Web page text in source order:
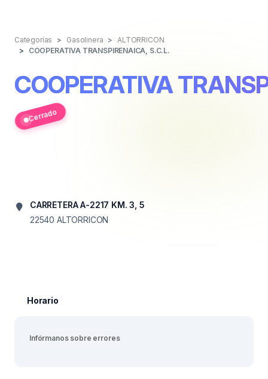
Categorías Gasolinera
ALTORRICON
COOPERATIVA TRANSPIRENAICA, S.C.L.
COOPERATIVA
Cerrado
CARRETERA A-2217 KM. 3, 5
22540 ALTORRICON
Horario
Infórmanos sobre errores